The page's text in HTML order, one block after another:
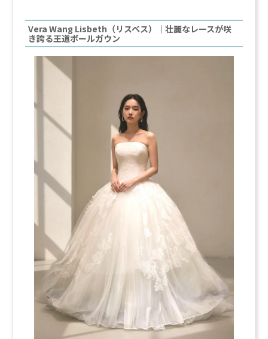
Vera Wang Lisbeth（リスベス）｜壮麗なレースが咲
き誇る王道ボールガウン